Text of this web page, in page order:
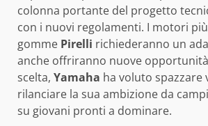
colonna portante del progetto
con i nuovi regolamenti. I motori
gomme Pirelli richiederanno un
anche offriranno nuove
scelta, Yamaha ha voluto spazzare
rilanciare la sua ambizione da
su giovani pronti a dominare.